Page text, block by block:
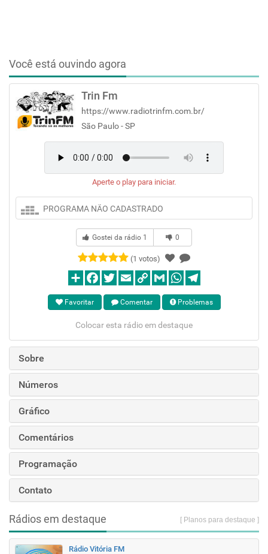
Você está ouvindo agora
Trin Fm
https://www.radiotrinfm.com.br/
São Paulo - SP
Aperte o play para iniciar.
PROGRAMA NÃO CADASTRADO
Gostei da rádio 1 0
(1 votos)
Favoritar Comentar Problemas
Colocar esta rádio em destaque
Sobre
Números
Gráfico
Comentários
Programação
Contato
Rádios em destaque [ Planos para destaque ]
Rádio Vitória FM